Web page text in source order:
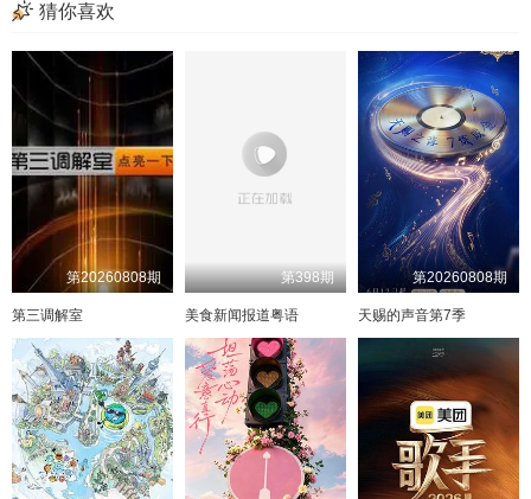
猜你喜欢
第20260808期
第三调解室
第398期
美食新闻报道粤语
第20260808期
天赐的声音第7季